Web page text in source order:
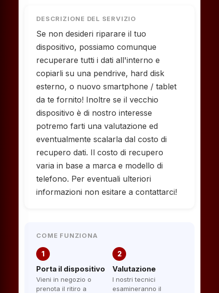
DESCRIZIONE DEL SERVIZIO
Se non desideri riparare il tuo
dispositivo, possiamo comunque
recuperare tutti i dati all'interno e
copiarli su una pendrive, hard disk
esterno, o nuovo smartphone / tablet
da te fornito! Inoltre se il vecchio
dispositivo è di nostro interesse
potremo farti una valutazione ed
eventualmente scalarla dal costo di
recupero dati. Il costo di recupero
varia in base a marca e modello di
telefono. Per eventuali ulteriori
informazioni non esitare a contattarci!
COME FUNZIONA
1
Porta il dispositivo
Vieni in negozio o
prenota il ritiro a
2
Valutazione
I nostri tecnici
esamineranno il